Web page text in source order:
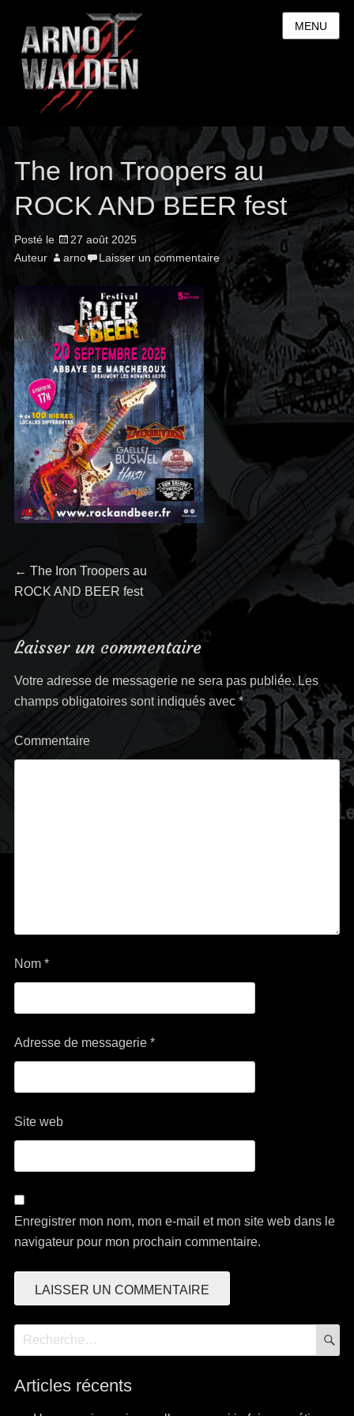
MENU
The Iron Troopers au
ROCK AND BEER fest
Posté le
27 août 2025
Auteur
arno Laisser un commentaire
Navigation
l’article
← Article
précédent :
The Iron Troopers au
ROCK AND BEER fest
Laisser un commentaire
Votre adresse de messagerie ne sera pas publiée.Les
champs obligatoires sont indiqués avec *
Commentaire
Nom *
Adresse de messagerie *
Site web
Enregistrer mon nom, mon e-mail et mon site web dans le
navigateur pour mon prochain commentaire.
Recherche
pour:
Articles récents